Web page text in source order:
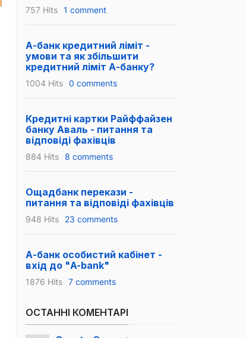
757 Hits 1 comment
А-банк кредитний ліміт -
умови та як збільшити
кредитний ліміт А-банку?
1004 Hits 0 comments
Кредитні картки Райффайзен
банку Аваль - питання та
відповіді фахівців
884 Hits 8 comments
Ощадбанк перекази -
питання та відповіді фахівців
948 Hits 23 comments
А-банк особистий кабінет -
вхід до "A-bank"
1876 Hits 7 comments
ОСТАННІ КОМЕНТАРІ